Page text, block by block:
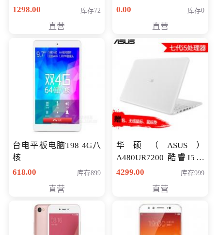
购买）
1298.00 库存72
直营
八代独显轻薄办公商务
0.00 库存0
直营
台电平板电脑T98 4G八
核
618.00
库存899
直营
华硕（ASUS）
A480UR7200 酷睿I5超
薄学生办公游戏独显笔
NV930-2G独
4299.00 库存999
直营